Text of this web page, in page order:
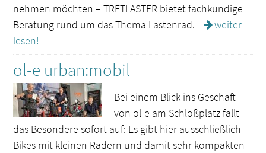
nehmen möchten – TRETLASTER bietet fachkundige
Beratung rund um das Thema Lastenrad.
weiter
lesen!
ol-e urban:mobil
Bei einem Blick ins Geschäft
von ol-e am Schloßplatz fällt
das Besondere sofort auf: Es gibt hier ausschließlich
Bikes mit kleinen Rädern und damit sehr kompakten